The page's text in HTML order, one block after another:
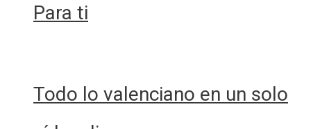
Para ti
Todo lo valenciano en un solo